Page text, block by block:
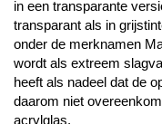
in een transparante
transparant als in
onder de merknamen
wordt als extreem
heeft als nadeel dat de
daarom niet
acrylglas.